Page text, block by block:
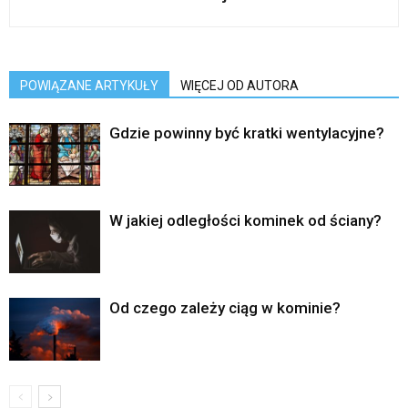
POWIĄZANE ARTYKUŁY WIĘCEJ OD AUTORA
Gdzie powinny być kratki wentylacyjne?
W jakiej odległości kominek od ściany?
Od czego zależy ciąg w kominie?